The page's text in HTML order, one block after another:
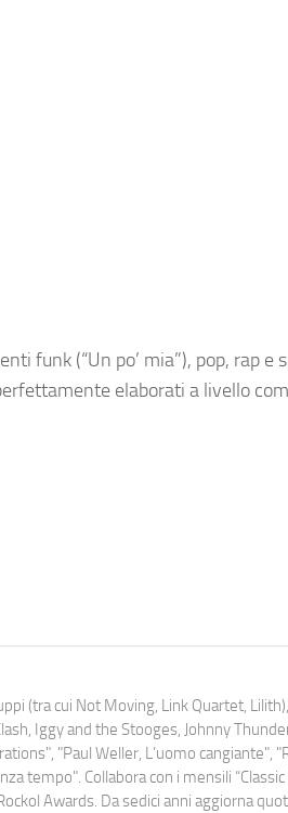
funk (“Un po’ mia”), pop, rap e
elaborati a livello
(tra cui Not Moving, Link Quartet,
Iggy and the Stooges, Johnny
"Paul Weller, L’uomo cangiante",
tempo". Collabora con i mensili “Classic
Awards. Da sedici anni aggiorna